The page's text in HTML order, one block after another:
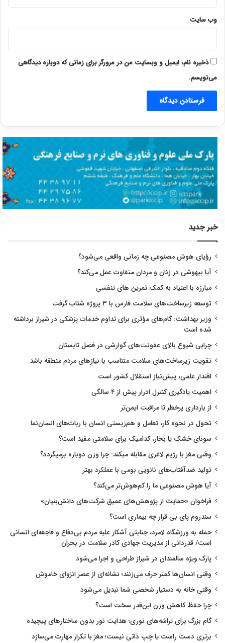
وب‌ سایت
ذخیره نام، ایمیل و وبسایت من در مرورگر برای زمانی که دوباره دیدگاهی
می‌نویسم.
خبر جدید
رؤیای هوش مصنوعی چه زمانی واقعی می‌شود؟
آیا بیهوشی در زنان و مردان متفاوت عمل می‌کند؟
مبارزه با اعتیاد به کمک تمرین های تنفسی
توسعه زیرساخت‌های سلامت فارس با ۳ پروژه شتاب گرفت
وزیر بهداشت: گام‌های مؤثری برای تداوم خدمات پزشکی در شیراز برداشته
شده است
چرایی شیوع بالای عفونت‌های گوارشی در فصل تابستان
تقویت زیرساخت‌های سلامت متناسب با نیازهای مردم منطقه باشد
اقتدار علمی، پیش‌نیاز استقلال کشور است
اهمیت یادگیری کنترل ادرار پیش از ۴ سالگی
از بارداری پرخطر تا مراقبت ایمن‌تر
تحول در نحوه کار، تعامل و هم‌زیستی انسان با ربات‌های انسان‌نما
سونای خشک یا بخار، کدامیک برای سلامتی مفید است؟
وقتی مغز با رژیم لاغری مقابله میکند: چرا وزن دوباره برمیگردد؟
تولید ضدآفتاب‌های نانویی بومی با عملکرد بهتر
آیا هوش مصنوعی ما را کم‌هوش‌تر می‌کند؟
فراخوان «حمایت از پژوهش‌های عمیق شرکت‌های دانش‌بنیان»
سندروم پای بی قرار چه بیماری است؟
حمله به ورزشگاه لامرد، جنایتی آشکار علیه مردم بی‌دفاع و فاجعه‌ای انسانی
است/ قدردانی از مدیریت جهادی کادر سلامت در بحران
پارک ویژه سالمندان در شیراز طراحی و اجرا می‌شود
وقتی انسان‌ها کمتر حرف می‌زنند؛ نشانه‌ای از عصر انزوای خاموش
وقتی خانه به دستیار شخصی شما تبدیل می‌شود
چرا حفظ کاهش وزن این‌قدر سخت است؟
گام بزرگ برای تراشه‌های نوری؛ هدایت نور بدون ساختارهای پیچیده
برتری دست راست یا چپ ذاتی نیست؛ مغز با تکرار مهارت می‌سازد